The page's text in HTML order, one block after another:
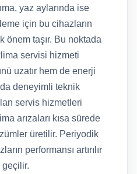
yaz aylarında ise
için bu cihazların
önem taşır. Bu noktada
servisi hizmeti
uzatır hem de enerji
deneyimli teknik
servis hizmetleri
arızaları kısa sürede
üretilir. Periyodik
performansı artırılır
geçilir.